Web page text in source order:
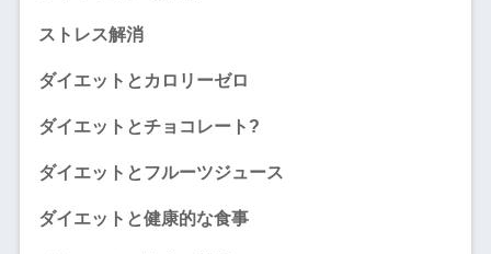
ストレス解消
ダイエットとカロリーゼロ
ダイエットとチョコレート?
ダイエットとフルーツジュース
ダイエットと健康的な食事